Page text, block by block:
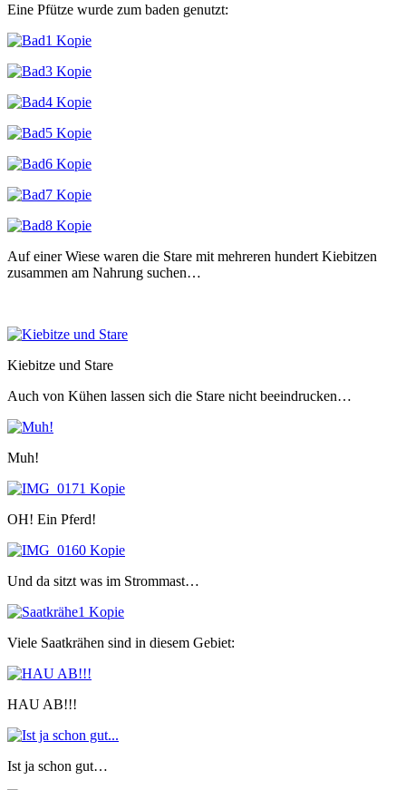
Eine Pfütze wurde zum baden genutzt:
Auf einer Wiese waren die Stare mit mehreren hundert Kiebitzen
zusammen am Nahrung suchen…
Kiebitze und Stare
Auch von Kühen lassen sich die Stare nicht beeindrucken…
Muh!
OH! Ein Pferd!
Und da sitzt was im Strommast…
Viele Saatkrähen sind in diesem Gebiet:
HAU AB!!!
Ist ja schon gut…